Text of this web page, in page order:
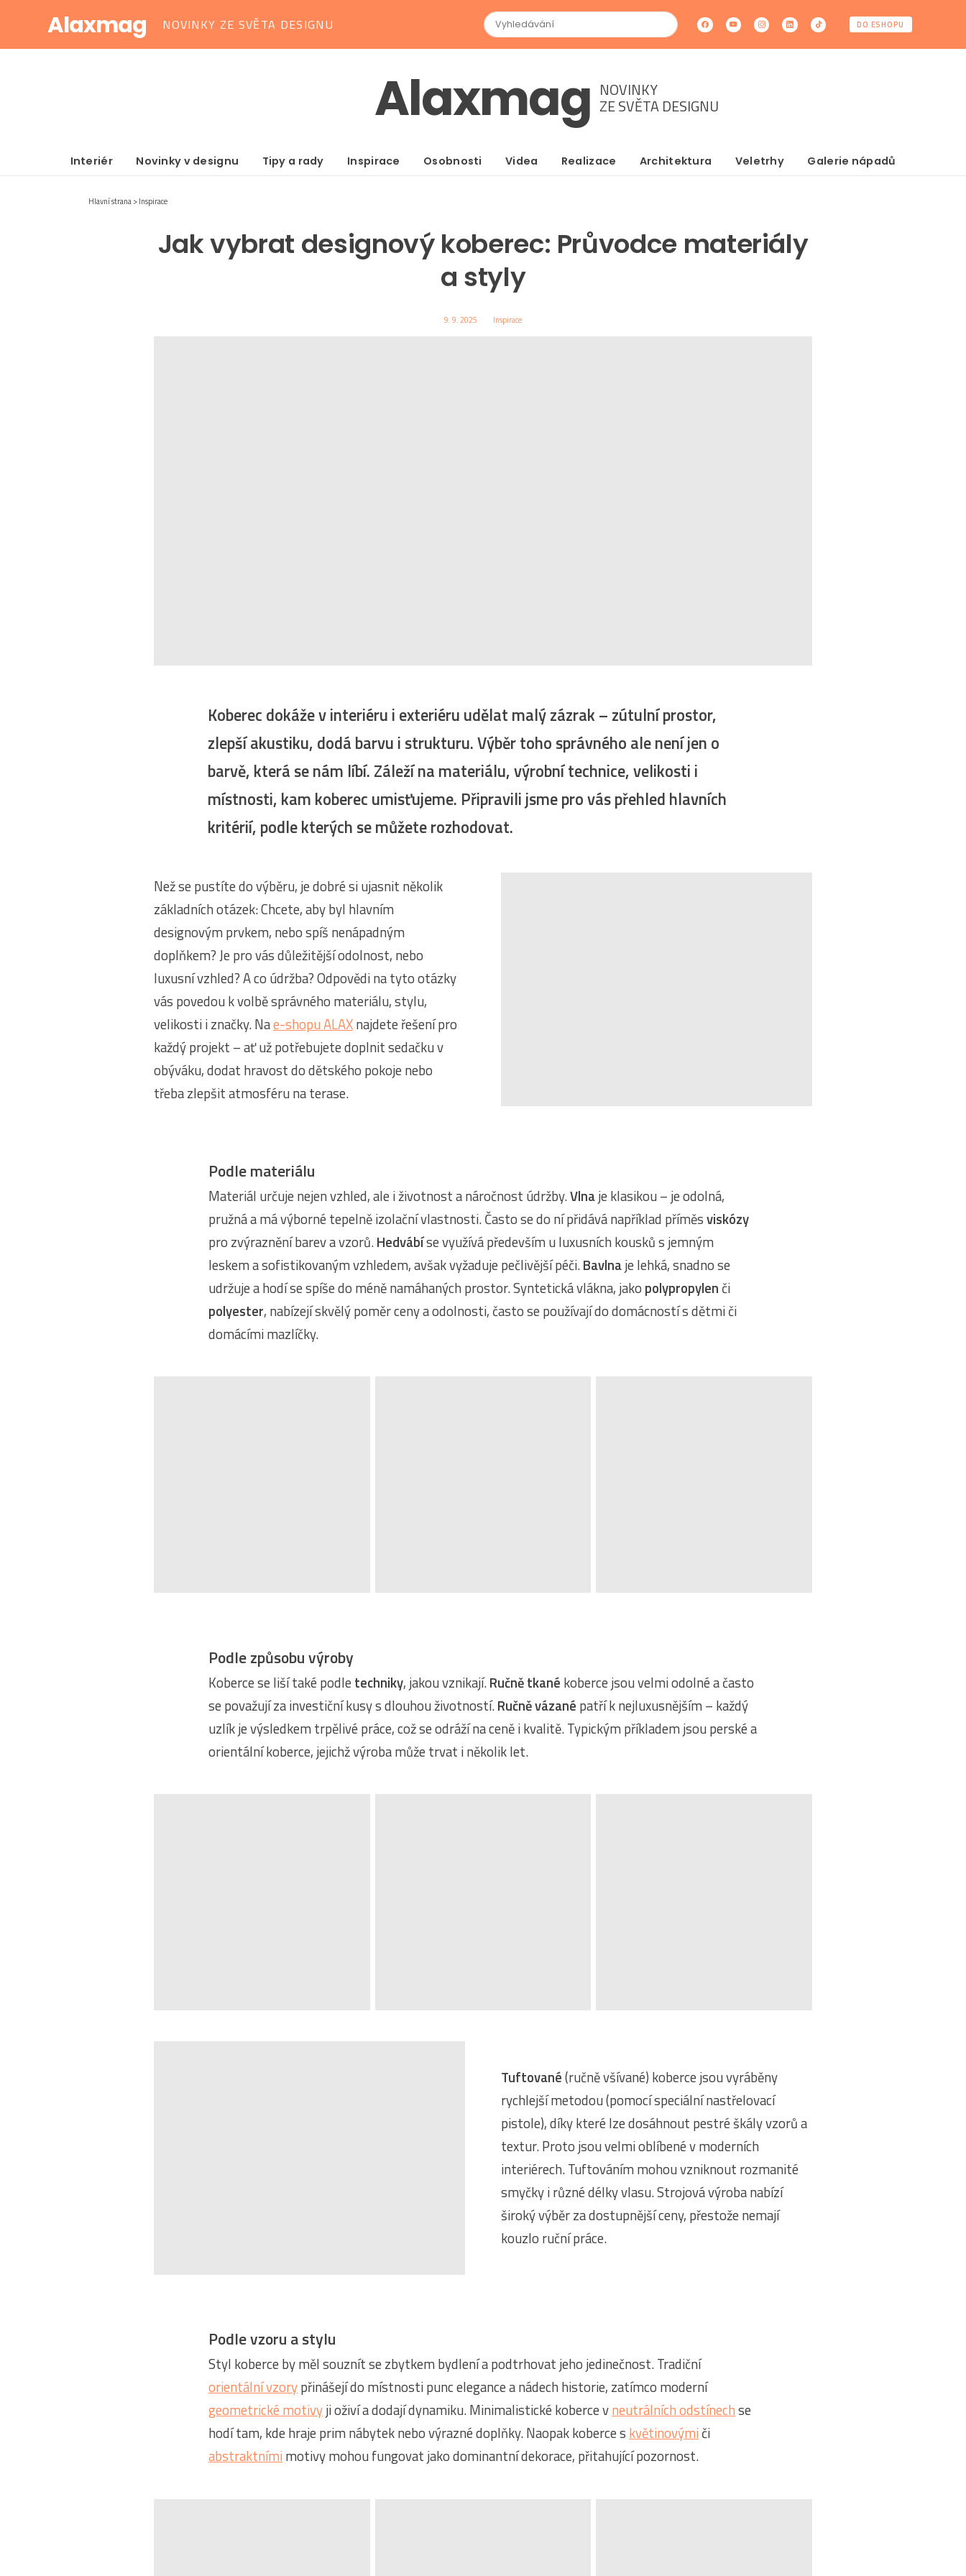
Alaxmag NOVINKY ZE SVĚTA DESIGNU DO ESHOPU
Alaxmag NOVINKY
ZE SVĚTA DESIGNU
Interiér Novinky v designu Tipy a rady Inspirace Osobnosti Videa Realizace Architektura Veletrhy Galerie nápadů
Hlavní strana Inspirace
Jak vybrat designový koberec: Průvodce materiály
a styly
9. 9. 2025 Inspirace
Koberec dokáže v interiéru i exteriéru udělat malý zázrak – zútulní prostor,
zlepší akustiku, dodá barvu i strukturu. Výběr toho správného ale není jen o
barvě, která se nám líbí. Záleží na materiálu, výrobní technice, velikosti i
místnosti, kam koberec umisťujeme. Připravili jsme pro vás přehled hlavních
kritérií, podle kterých se můžete rozhodovat.
Než se pustíte do výběru, je dobré si ujasnit několik
základních otázek: Chcete, aby byl hlavním
designovým prvkem, nebo spíš nenápadným
doplňkem? Je pro vás důležitější odolnost, nebo
luxusní vzhled? A co údržba? Odpovědi na tyto otázky
vás povedou k volbě správného materiálu, stylu,
velikosti i značky. Nae-shopu ALAXnajdete řešení pro
každý projekt – ať už potřebujete doplnit sedačku v
obýváku, dodat hravost do dětského pokoje nebo
třeba zlepšit atmosféru na terase.
Podle materiálu
Materiál určuje nejen vzhled, ale i životnost a náročnost údržby.Vlnaje klasikou – je odolná,
pružná a má výborné tepelně izolační vlastnosti. Často se do ní přidává například příměsviskózy
pro zvýraznění barev a vzorů.Hedvábíse využívá především u luxusních kousků s jemným
leskem a sofistikovaným vzhledem, avšak vyžaduje pečlivější péči.Bavlnaje lehká, snadno se
udržuje a hodí se spíše do méně namáhaných prostor. Syntetická vlákna, jako polypropylen či
polyester, nabízejí skvělý poměr ceny a odolnosti, často se používají do domácností s dětmi či
domácími mazlíčky.
Podle způsobu výroby
Koberce se liší také podle techniky, jakou vznikají.Ručně tkané koberce jsou velmi odolné a často
se považují za investiční kusy s dlouhou životností.Ručně vázané patří k nejluxusnějším – každý
uzlík je výsledkem trpělivé práce, což se odráží na ceně i kvalitě. Typickým příkladem jsou perské a
orientální koberce, jejichž výroba může trvat i několik let.
Tuftované(ručně všívané) koberce jsou vyráběny
rychlejší metodou (pomocí speciální nastřelovací
pistole), díky které lze dosáhnout pestré škály vzorů a
textur. Proto jsou velmi oblíbené v moderních
interiérech. Tuftováním mohou vzniknout rozmanité
smyčky i různé délky vlasu. Strojová výroba nabízí
široký výběr za dostupnější ceny, přestože nemají
kouzlo ruční práce.
Podle vzoru a stylu
Styl koberce by měl souznít se zbytkem bydlení a podtrhovat jeho jedinečnost. Tradiční
orientální vzorypřinášejí do místnosti punc elegance a nádech historie, zatímco moderní
geometrické motivyji oživí a dodají dynamiku. Minimalistické koberce vneutrálních odstínechse
hodí tam, kde hraje prim nábytek nebo výrazné doplňky. Naopak koberce s květinovými či
abstraktními motivy mohou fungovat jako dominantní dekorace, přitahující pozornost.